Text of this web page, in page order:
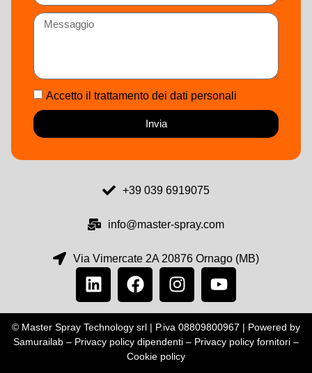
Accetto il trattamento dei dati personali
Invia
+39 039 6919075
info@master-spray.com
Via Vimercate 2A 20876 Ornago (MB)
© Master Spray Technology srl | P.iva 08809800967 | Powered by
Samurailab – Privacy policy dipendenti – Privacy policy fornitori –
Cookie policy